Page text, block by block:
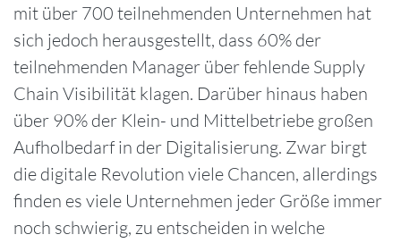
mit über 700 teilnehmenden Unternehmen hat
sich jedoch herausgestellt, dass 60% der
teilnehmenden Manager über fehlende Supply
Chain Visibilität klagen. Darüber hinaus haben
über 90% der Klein- und Mittelbetriebe großen
Aufholbedarf in der Digitalisierung. Zwar birgt
die digitale Revolution viele Chancen, allerdings
finden es viele Unternehmen jeder Größe immer
noch schwierig, zu entscheiden in welche